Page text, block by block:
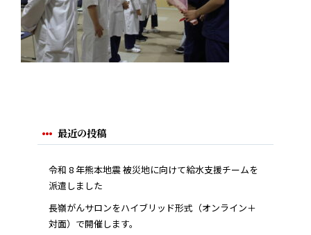
最近の投稿
令和 8 年熊本地震 被災地に向けて給水支援チームを
派遣しました
長嶺がんサロンをハイブリッド形式（オンライン＋
対面）で開催します。